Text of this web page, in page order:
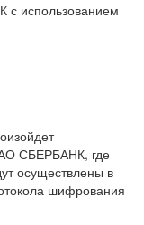
использованием
СБЕРБАНК, где
осуществлены в
шифрования